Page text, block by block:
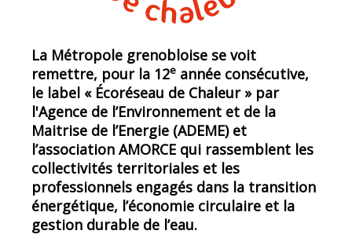
La Métropole grenobloise se voit
remettre, pour la 12e année consécutive,
le label « Écoréseau de Chaleur » par
l'Agence de l’Environnement et de la
Maitrise de l’Energie (ADEME) et
l’association AMORCE qui rassemblent les
collectivités territoriales et les
professionnels engagés dans la transition
énergétique, l’économie circulaire et la
gestion durable de l’eau.